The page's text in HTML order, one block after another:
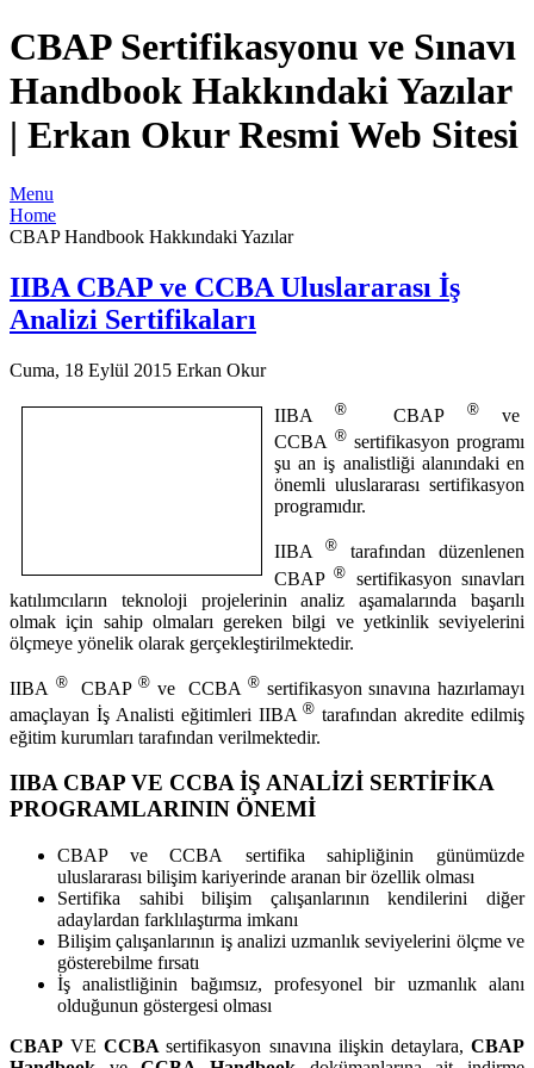
CBAP Sertifikasyonu ve Sınavı
Handbook Hakkındaki Yazılar
| Erkan Okur Resmi Web Sitesi
Menu
Home
CBAP Handbook Hakkındaki Yazılar
IIBA CBAP ve CCBA Uluslararası İş
Analizi Sertifikaları
Cuma, 18 Eylül 2015 Erkan Okur
IIBA® CBAP ®ve
CCBA ® sertifikasyon programı
şu an iş analistliği alanındaki en
önemli uluslararası sertifikasyon
programıdır.
IIBA ® tarafından düzenlenen
CBAP® sertifikasyon sınavları
katılımcıların teknoloji projelerinin analiz aşamalarında başarılı
olmak için sahip olmaları gereken bilgi ve yetkinlik seviyelerini
ölçmeye yönelik olarak gerçekleştirilmektedir.
IIBA ®CBAP® ve CCBA® sertifikasyon sınavına hazırlamayı
amaçlayan İş Analisti eğitimleri IIBA® tarafından akredite edilmiş
eğitim kurumları tarafından verilmektedir.
IIBA CBAP VE CCBA İŞ ANALİZİ SERTİFİKA
PROGRAMLARININ ÖNEMİ
CBAP ve CCBA sertifika sahipliğinin günümüzde
uluslararası bilişim kariyerinde aranan bir özellik olması
Sertifika sahibi bilişim çalışanlarının kendilerini diğer
adaylardan farklılaştırma imkanı
Bilişim çalışanlarının iş analizi uzmanlık seviyelerini ölçme ve
gösterebilme fırsatı
İş analistliğinin bağımsız, profesyonel bir uzmanlık alanı
olduğunun göstergesi olması
CBAP VECCBAsertifikasyon sınavına ilişkin detaylara,CBAP